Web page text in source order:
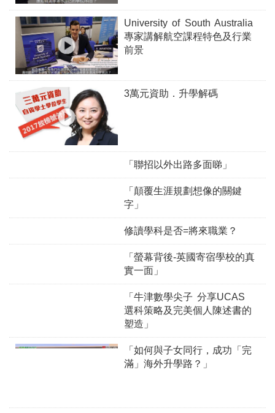
University of South Australia
專家講解航空課程特色及行業
前景
3萬元資助．升學解碼
「聯招以外出路多面睇」
「顛覆生涯規劃想像的關鍵
字」
修讀學科是否=將來職業？
「螢幕背後-英國寄宿學校的真
實一面」
「牛津數學尖子 分享UCAS
選科策略及完美個人陳述書的
塑造」
「如何與子女同行，成功「完
滿」海外升學路？」